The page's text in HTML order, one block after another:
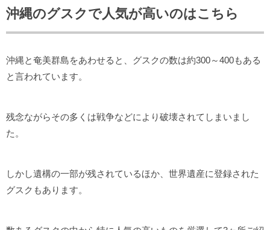
沖縄のグスクで人気が高いのはこちら
沖縄と奄美群島をあわせると、グスクの数は約300～400もある
と言われています。
残念ながらその多くは戦争などにより破壊されてしまいまし
た。
しかし遺構の一部が残されているほか、世界遺産に登録された
グスクもあります。